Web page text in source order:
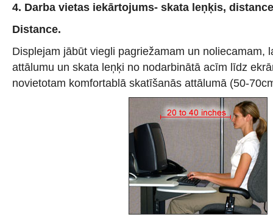
4. Darba vietas iekārtojums- skata leņķis, distance
Distance.
Displejam jābūt viegli pagriežamam un noliecamam,
attālumu un skata leņķi no nodarbinātā acīm līdz
novietotam komfortablā skatīšanās attālumā (50-